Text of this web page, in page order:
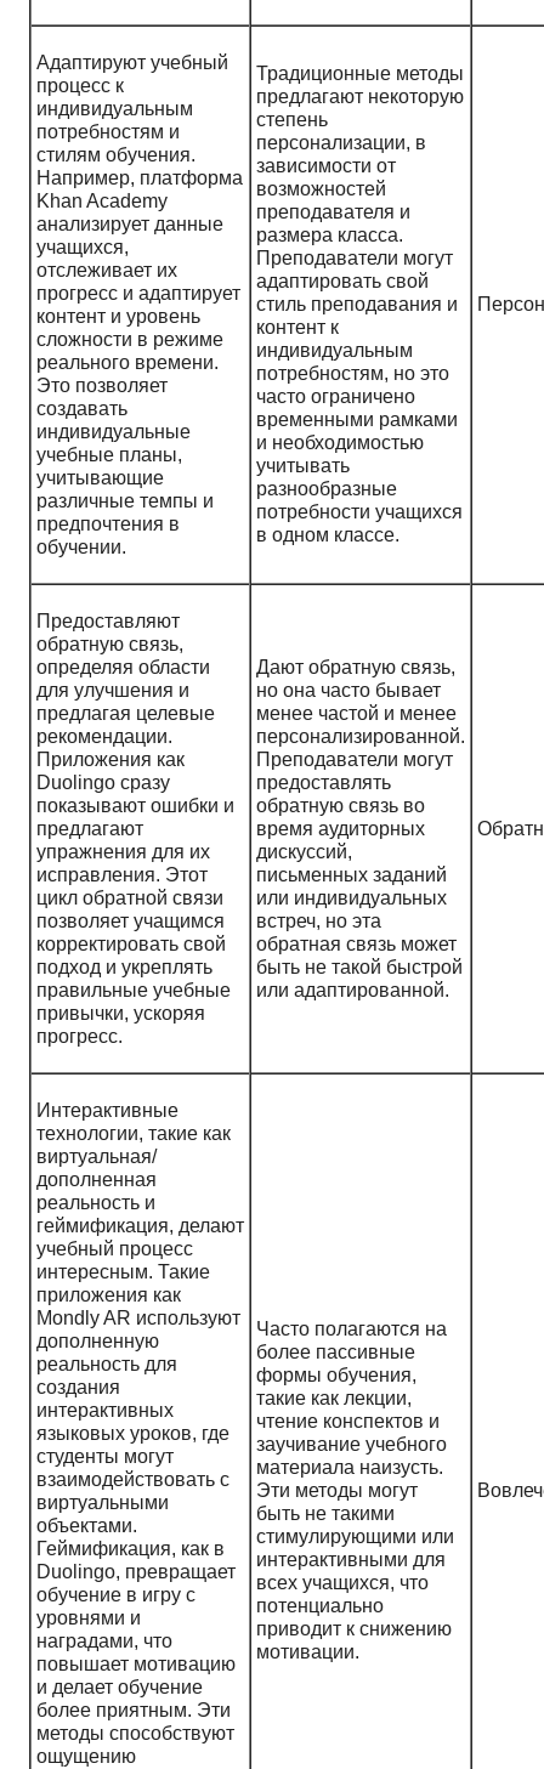
Адаптируют учебный
процесс к
индивидуальным
потребностям и
стилям обучения.
Например, платформа
Khan Academy
анализирует данные
учащихся,
отслеживает их
прогресс и адаптирует
контент и уровень
сложности в режиме
реального времени.
Это позволяет
создавать
индивидуальные
учебные планы,
учитывающие
различные темпы и
предпочтения в
обучении.
Традиционные методы
предлагают некоторую
степень
персонализации, в
зависимости от
возможностей
преподавателя и
размера класса.
Преподаватели могут
адаптировать свой
стиль преподавания и
контент к
индивидуальным
потребностям, но это
часто ограничено
временными рамками
и необходимостью
учитывать
разнообразные
потребности учащихся
в одном классе.
Предоставляют
обратную связь,
определяя области
для улучшения и
предлагая целевые
рекомендации.
Приложения как
Duolingo сразу
показывают ошибки и
предлагают
упражнения для их
исправления. Этот
цикл обратной связи
позволяет учащимся
корректировать свой
подход и укреплять
правильные учебные
привычки, ускоряя
прогресс.
Дают обратную связь,
но она часто бывает
менее частой и менее
персонализированной.
Преподаватели могут
предоставлять
обратную связь во
время аудиторных
дискуссий,
письменных заданий
или индивидуальных
встреч, но эта
обратная связь может
быть не такой быстрой
или адаптированной.
Интерактивные
технологии, такие как
виртуальная/
дополненная
реальность и
геймификация, делают
учебный процесс
интересным. Такие
приложения как
Mondly AR используют
дополненную
реальность для
создания
интерактивных
языковых уроков, где
студенты могут
взаимодействовать с
виртуальными
объектами.
Геймификация, как в
Duolingo, превращает
обучение в игру с
уровнями и
наградами, что
повышает мотивацию
и делает обучение
более приятным. Эти
методы способствуют
ощущению
Часто полагаются на
более пассивные
формы обучения,
такие как лекции,
чтение конспектов и
заучивание учебного
материала наизусть.
Эти методы могут
быть не такими
стимулирующими или
интерактивными для
всех учащихся, что
потенциально
приводит к снижению
мотивации.